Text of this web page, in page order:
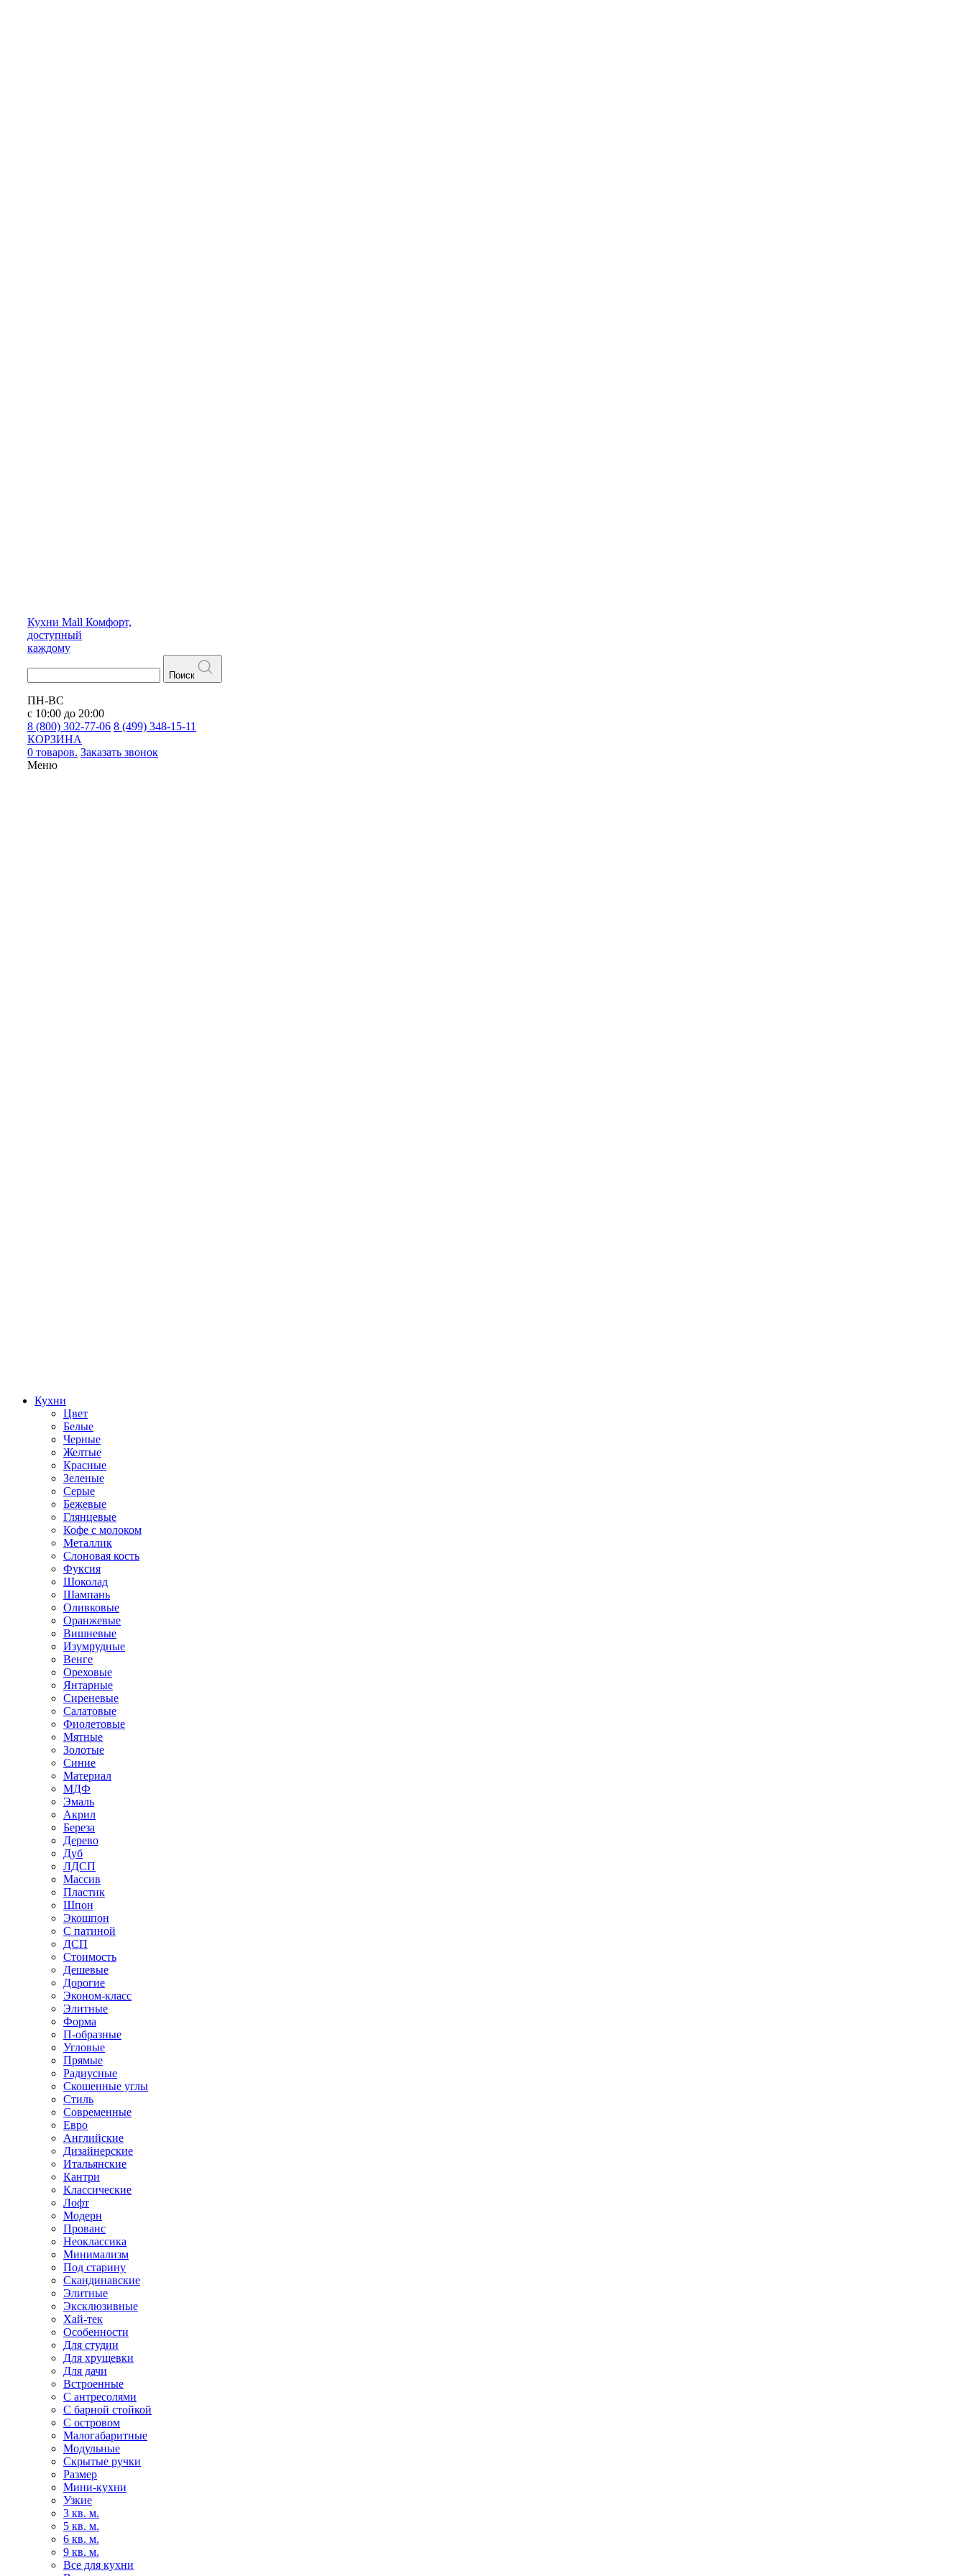
Кухни Mall Комфорт,
доступный
каждому
Поиск
ПН-ВС
с 10:00 до 20:00
8 (800) 302-77-06 8 (499) 348-15-11
КОРЗИНА
0 товаров. Заказать звонок
Меню
Кухни
Цвет
Белые
Черные
Желтые
Красные
Зеленые
Серые
Бежевые
Глянцевые
Кофе с молоком
Металлик
Слоновая кость
Фуксия
Шоколад
Шампань
Оливковые
Оранжевые
Вишневые
Изумрудные
Венге
Ореховые
Янтарные
Сиреневые
Салатовые
Фиолетовые
Мятные
Золотые
Синие
Материал
МДФ
Эмаль
Акрил
Береза
Дерево
Дуб
ЛДСП
Массив
Пластик
Шпон
Экошпон
С патиной
ДСП
Стоимость
Дешевые
Дорогие
Эконом-класс
Элитные
Форма
П-образные
Угловые
Прямые
Радиусные
Скошенные углы
Стиль
Современные
Евро
Английские
Дизайнерские
Итальянские
Кантри
Классические
Лофт
Модерн
Прованс
Неоклассика
Минимализм
Под старину
Скандинавские
Элитные
Эксклюзивные
Хай-тек
Особенности
Для студии
Для хрущевки
Для дачи
Встроенные
С антресолями
С барной стойкой
С островом
Малогабаритные
Модульные
Скрытые ручки
Размер
Мини-кухни
Узкие
3 кв. м.
5 кв. м.
6 кв. м.
9 кв. м.
Все для кухни